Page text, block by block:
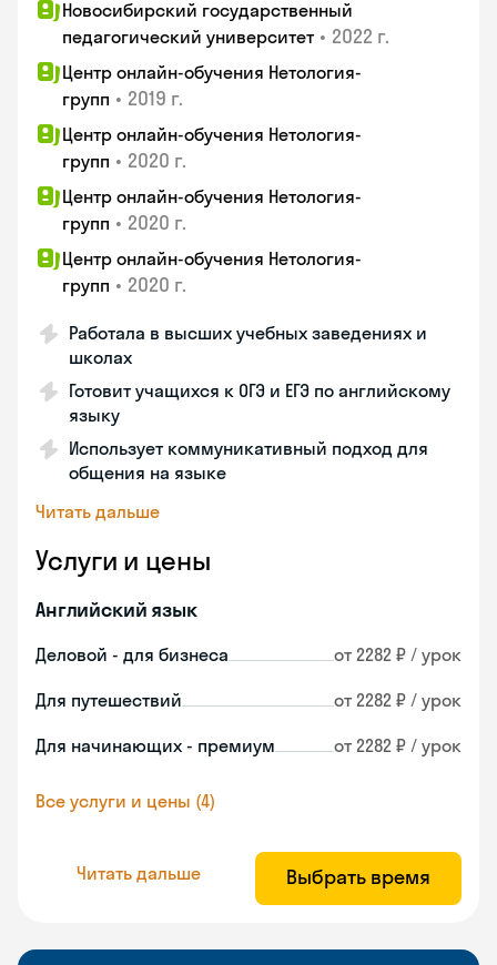
Новосибирский государственный
педагогический университет • 2022 г.
Центр онлайн-обучения Нетология-
групп • 2019 г.
Центр онлайн-обучения Нетология-
групп • 2020 г.
Центр онлайн-обучения Нетология-
групп • 2020 г.
Центр онлайн-обучения Нетология-
групп • 2020 г.
Работала в высших учебных заведениях и
школах
Готовит учащихся к ОГЭ и ЕГЭ по английскому
языку
Использует коммуникативный подход для
общения на языке
Читать дальше
Услуги и цены
Английский язык
Деловой - для бизнеса от 2282 ₽ / урок
Для путешествий от 2282 ₽ / урок
Для начинающих - премиум от 2282 ₽ / урок
Все услуги и цены (4)
Читать дальше Выбрать время